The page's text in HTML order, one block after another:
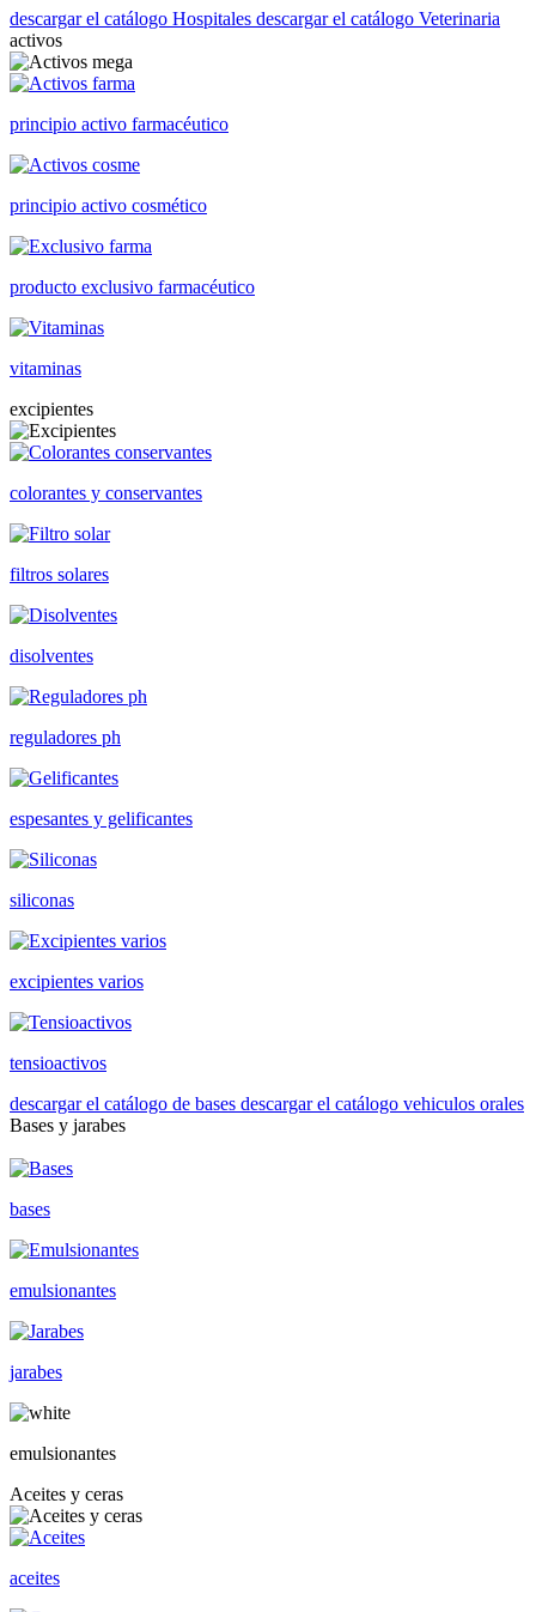
descargar el catálogo Hospitales descargar el catálogo Veterinaria
activos
principio activo farmacéutico
principio activo cosmético
producto exclusivo farmacéutico
vitaminas
excipientes
colorantes y conservantes
filtros solares
disolventes
reguladores ph
espesantes y gelificantes
siliconas
excipientes varios
tensioactivos
descargar el catálogo de bases descargar el catálogo vehiculos orales
Bases y jarabes
bases
emulsionantes
jarabes
emulsionantes
Aceites y ceras
aceites